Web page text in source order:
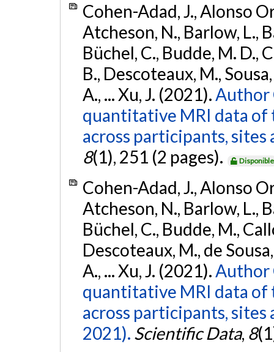
Cohen-Adad, J., Alonso
Atcheson, N., Barlow, L.,
Büchel, C., Budde, M. D.,
B., Descoteaux, M.,
A., ... Xu, J. (2021).Author
quantitative MRI data
across participants,
8(1), 251 (2 pages). Disponible
Cohen-Adad, J., Alonso
Atcheson, N., Barlow, L.,
Büchel, C., Budde, M.,
Descoteaux, M., de
A., ... Xu, J. (2021). Author
quantitative MRI data
across participants, sites
2021). Scientific Data, 8